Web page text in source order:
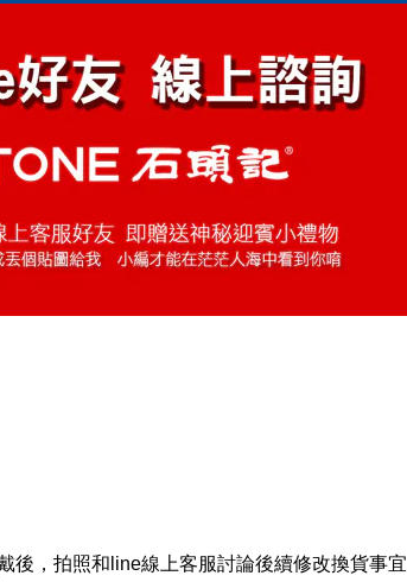
後， 拍照和line線上客服討論後續修改換貨事宜